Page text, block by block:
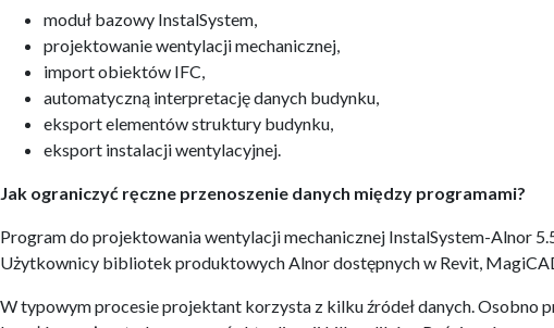
moduł bazowy InstalSystem,
projektowanie wentylacji mechanicznej,
import obiektów IFC,
automatyczną interpretację danych budynku,
eksport elementów struktury budynku,
eksport instalacji wentylacyjnej.
Jak ograniczyć ręczne przenoszenie danych między programami?
Program do projektowania wentylacji mechanicznej InstalSystem-Alnor
Użytkownicy bibliotek produktowych Alnor dostępnych w Revit,
W typowym procesie projektant korzysta z kilku źródeł danych. Osobno